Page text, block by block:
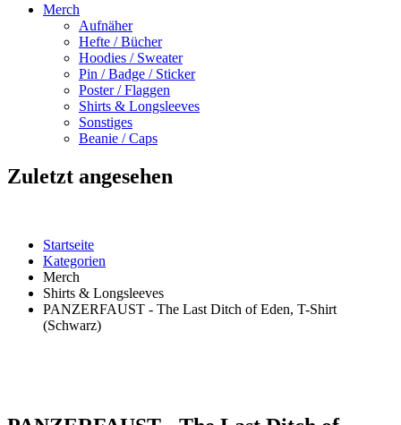
Merch
Aufnäher
Hefte / Bücher
Hoodies / Sweater
Pin / Badge / Sticker
Poster / Flaggen
Shirts & Longsleeves
Sonstiges
Beanie / Caps
Zuletzt angesehen
Startseite
Kategorien
Merch
Shirts & Longsleeves
PANZERFAUST - The Last Ditch of Eden, T-Shirt
(Schwarz)